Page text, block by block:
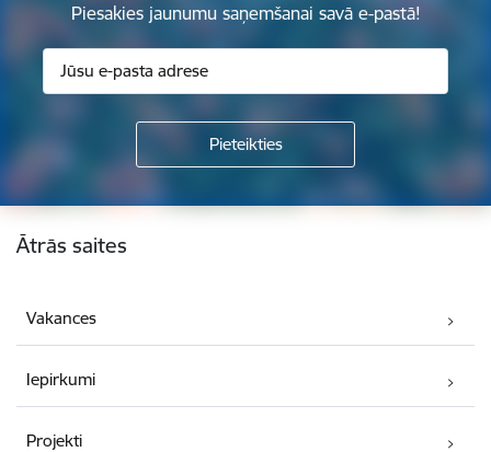
Piesakies jaunumu saņemšanai savā e-pastā!
Kājene
Ātrās saites
Vakances
Iepirkumi
Projekti